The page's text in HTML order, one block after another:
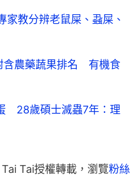
教分辨老鼠屎、蝨屎、
含農藥蔬果排名 有機食
28歲碩士滅蟲7年：理
Tai Tai授權轉載，瀏覽粉絲